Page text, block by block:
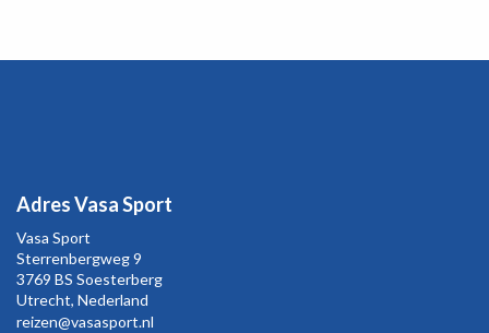
Adres Vasa Sport
Vasa Sport
Sterrenbergweg9
3769 BS Soesterberg
Utrecht, Nederland
reizen@vasasport.nl